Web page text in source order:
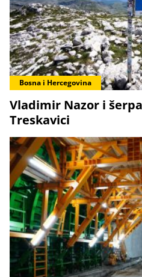
Bosna i Hercegovina
Vladimir Nazor i
Treskavici